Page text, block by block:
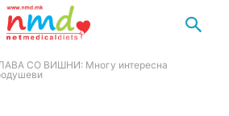
СО ВИШНИ: Многу интересна